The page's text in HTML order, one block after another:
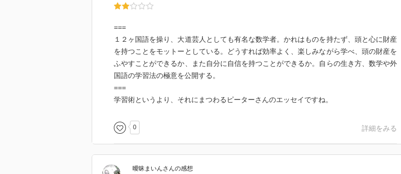
===
１２ヶ国語を操り、大道芸人としても有名な数学者。かれはものを持たず、頭と心に財産
を持つことをモットーとしている。どうすれば効率よく、楽しみながら学べ、頭の財産を
ふやすことができるか、また自分に自信を持つことができるか。自らの生き方、数学や外
国語の学習法の極意を公開する。
===
学習術というより、それにまつわるピーターさんのエッセイですね。
0 詳細をみる
曖昧まいんさんの感想